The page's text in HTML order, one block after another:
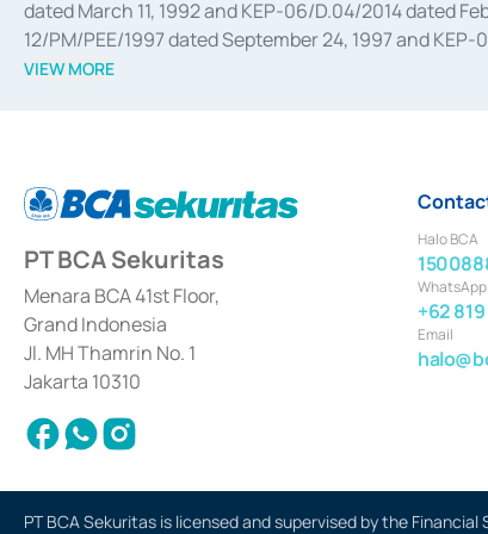
dated March 11, 1992 and KEP-06/D.04/2014 dated
12/PM/PEE/1997 dated September 24, 1997 and
divestments, and joint ventures based on the decree
Settlement of Commercial Paper Transactions whose
VIEW MORE
PT BCA Sekuritas
Menara BCA 41st Floor,
Grand Indonesia
Jl. MH Thamrin No. 1
Jakarta 10310
Halo BCA
WhatsApp
+62
Email
PT BCA Sekuritas is licensed and supervised by the